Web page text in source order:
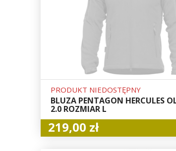
PRODUKT NIEDOSTĘPNY
BLUZA PENTAGON HERCULES
2.0 ROZMIAR L
219,00 zł